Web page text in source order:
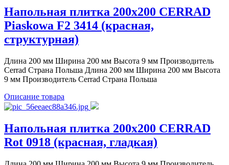
Напольная плитка 200x200 CERRAD
Piaskowa F2 3414 (красная,
структурная)
Длина 200 мм Ширина 200 мм Высота 9 мм Производитель
Cerrad Страна Польша Длина 200 мм Ширина 200 мм Высота
9 мм Производитель Cerrad Страна Польша
Описание товара
Напольная плитка 200x200 CERRAD
Rot 0918 (красная, гладкая)